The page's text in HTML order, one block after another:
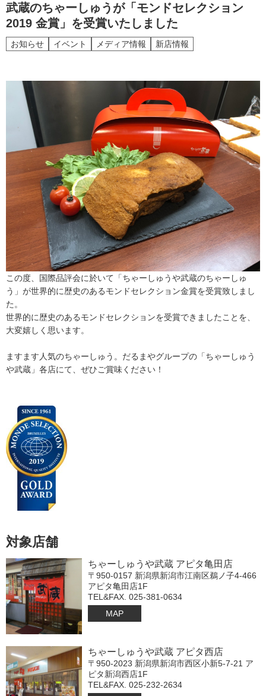
武蔵のちゃーしゅうが「モンドセレクション
2019 金賞」を受賞いたしました
お知らせ イベント メディア情報 新店情報
この度、国際品評会に於いて「ちゃーしゅうや武蔵のちゃーしゅ
う」が世界的に歴史のあるモンドセレクション金賞を受賞致しまし
た。
世界的に歴史のあるモンドセレクションを受賞できましたことを、
大変嬉しく思います。
ますます人気のちゃーしゅう。だるまやグループの「ちゃーしゅう
や武蔵」各店にて、ぜひご賞味ください！
対象店舗
ちゃーしゅうや武蔵 アピタ亀田店
〒950-0157 新潟県新潟市江南区鵜ノ子4-466
アピタ亀田店1F
TEL&FAX. 025-381-0634
MAP
ちゃーしゅうや武蔵 アピタ西店
〒950-2023 新潟県新潟市西区小新5-7-21 ア
ピタ新潟西店1F
TEL&FAX. 025-232-2634